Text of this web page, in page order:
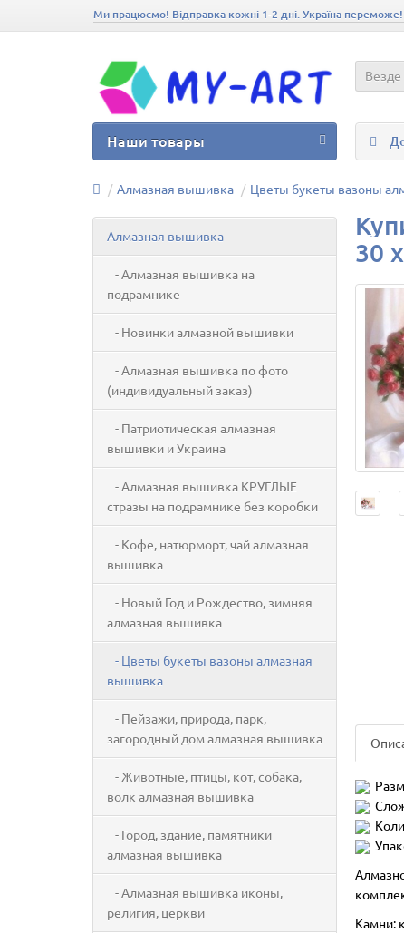
Ми працюємо! Відправка кожні 1-2 дні. Україна
Везде
Наши товары
Алмазная вышивка Цветы букеты вазоны
Алмазная вышивка
- Алмазная вышивка на
подрамнике
- Новинки алмазной вышивки
- Алмазная вышивка по фото
(индивидуальный заказ)
- Патриотическая алмазная
вышивки и Украина
- Алмазная вышивка КРУГЛЫЕ
стразы на подрамнике без коробки
- Кофе, натюрморт, чай алмазная
вышивка
- Новый Год и Рождество, зимняя
алмазная вышивка
- Цветы букеты вазоны алмазная
вышивка
- Пейзажи, природа, парк,
загородный дом алмазная вышивка
- Животные, птицы, кот, собака,
волк алмазная вышивка
- Город, здание, памятники
алмазная вышивка
- Алмазная вышивка иконы,
религия, церкви
30
Камни: